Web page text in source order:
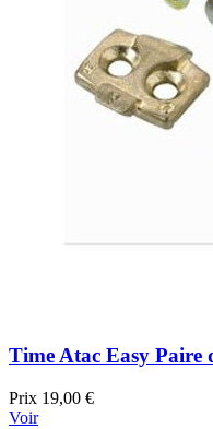
Time Atac Easy Paire
Prix 19,00 €
Voir